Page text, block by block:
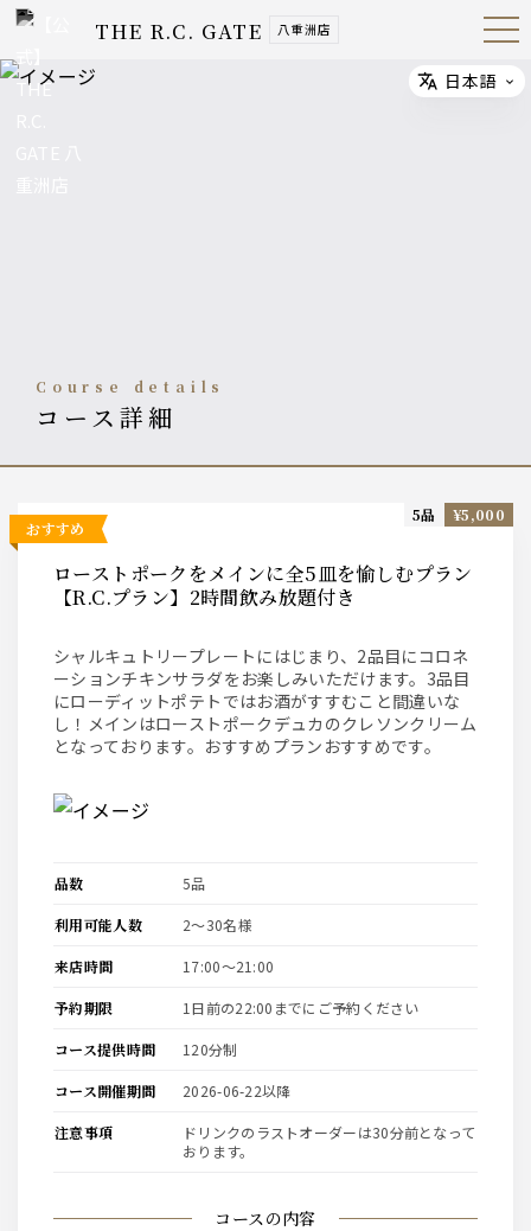
THE R.C. GATE 八重洲店 Open
Navig
course details
コース詳細
おすすめ
ローストポークをメインに全5皿を愉しむプラン
【R.C.プラン】2時間飲み放題付き
シャルキュトリープレートにはじまり、2品目にコロネ
ーションチキンサラダをお楽しみいただけます。3品目
にローディットポテトではお酒がすすむこと間違いな
し！メインはローストポークデュカのクレソンクリーム
となっております。おすすめプランおすすめです。
5品 ¥5,000
コースの内容
品数 5品
利用可能人数 2〜30名様
来店時間 17:00〜21:00
予約期限 1日前の22:00までにご予約ください
コース提供時間 120分制
コース開催期間 2026-06-22以降
注意事項
ドリンクのラストオーダーは30分前となって
おります。
Select
日本語